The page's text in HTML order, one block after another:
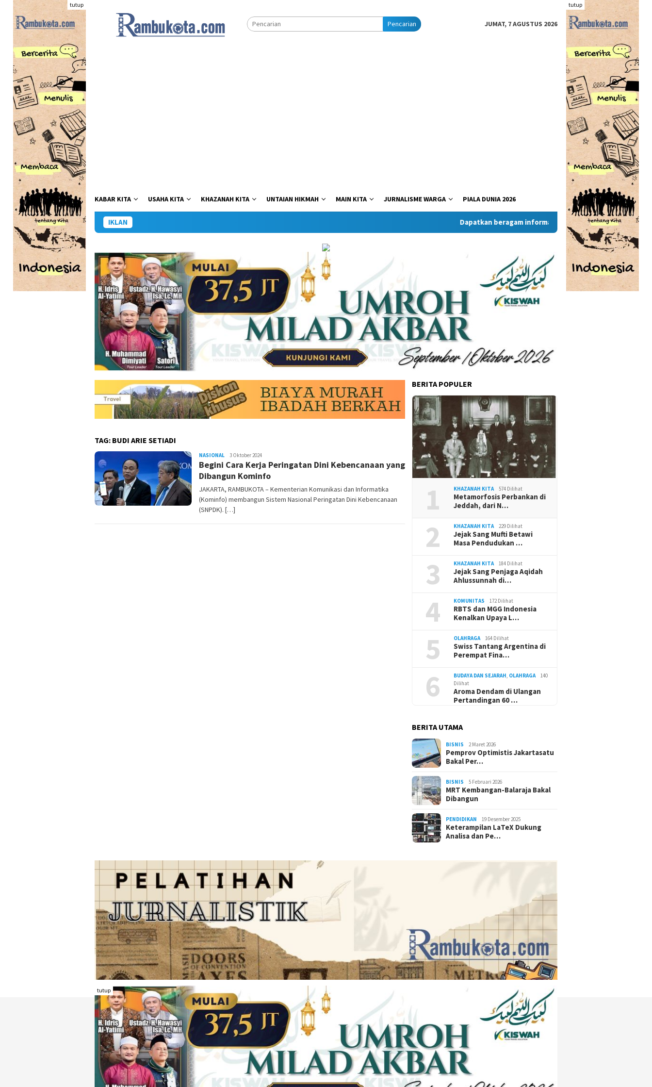
Loncat
konten
tutup tutup
Pencarian JUMAT, 7 AGUSTUS 2026
KABAR KITA USAHA KITA KHAZANAH KITA UNTAIAN HIKMAH MAIN KITA JURNALISME WARGA PIALA DUNIA 2026
IKLAN Dapatkan beragam informasi dan berita menarik dari situs
TAG: BUDI ARIE SETIADI
NASIONAL REDAKSI
RAMBUKOTA
3 Oktober 2024
Begini Cara Kerja Peringatan Dini Kebencanaan yang
Dibangun Kominfo
JAKARTA, RAMBUKOTA – Kementerian Komunikasi dan Informatika
(Kominfo) membangun Sistem Nasional Peringatan Dini Kebencanaan
(SNPDK). […]
BERITA POPULER
1 KHAZANAH KITA 574 Dilihat
Metamorfosis Perbankan di
Jeddah, dari N…
2 KHAZANAH KITA 229 Dilihat
Jejak Sang Mufti Betawi
Masa Pendudukan …
3 KHAZANAH KITA 184 Dilihat
Jejak Sang Penjaga Aqidah
Ahlussunnah di…
4 KOMUNITAS 172 Dilihat
RBTS dan MGG Indonesia
Kenalkan Upaya L…
5 OLAHRAGA 164 Dilihat
Swiss Tantang Argentina di
Perempat Fina…
6 BUDAYA DAN SEJARAH OLAHRAGA
140
Dilihat
Aroma Dendam di Ulangan
Pertandingan 60 …
BERITA UTAMA
BISNIS 2 Maret 2026
Pemprov Optimistis Jakartasatu
Bakal Per…
BISNIS 5 Februari 2026
MRT Kembangan-Balaraja Bakal
Dibangun
PENDIDIKAN 19 Desember 2025
Keterampilan LaTeX Dukung
Analisa dan Pe…
TENTANG RAMBU KOTA REDAKSI
DISCLAIMER
KONTAK KAMI
FORM PENGADUAN
PEDOMAN MEDIA SIBER
KARIR
JARINGAN SOCIAL
Facebook Twitter
Instagram
Linkedin
Youtube
tutup